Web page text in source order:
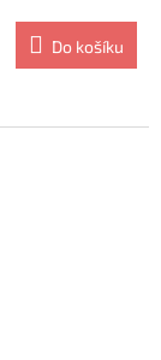
Do košíku